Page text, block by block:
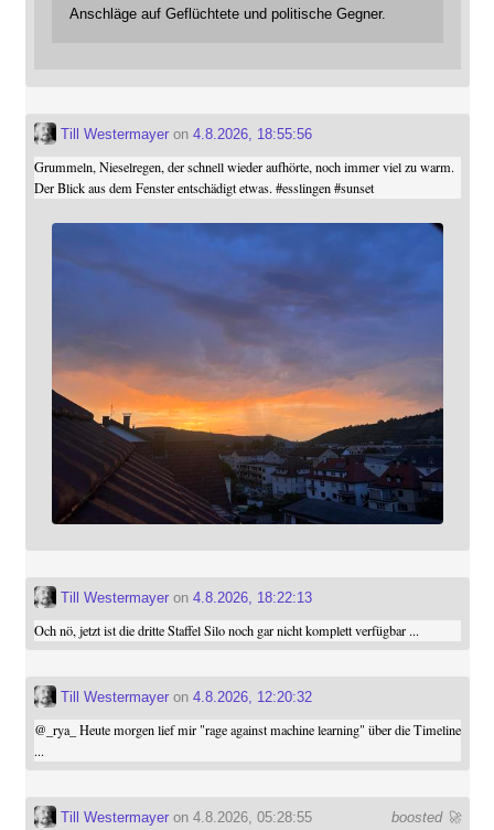
Anschläge auf Geflüchtete und politische Gegner.
Till Westermayeron 4.8.2026, 18:55:56
Grummeln, Nieselregen, der schnell wieder aufhörte, noch immer viel zu warm.
Der Blick aus dem Fenster entschädigt etwas. #esslingen #sunset
Till Westermayeron 4.8.2026, 18:22:13
Och nö, jetzt ist die dritte Staffel Silo noch gar nicht komplett verfügbar ...
Till Westermayeron 4.8.2026, 12:20:32
@ _rya_ Heute morgen lief mir "rage against machine learning" über die Timeline
...
boosted 🚀
Till Westermayeron 4.8.2026, 05:28:55